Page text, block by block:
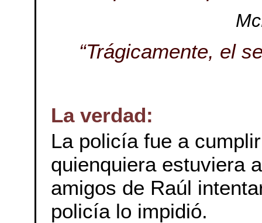
“Trágicamente, el
La verdad:
La policía fue a
quienquiera estuviera
amigos de Raúl
policía lo impidió.